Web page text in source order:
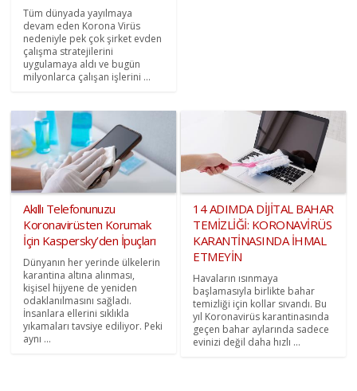
Tüm dünyada yayılmaya
devam eden Korona Virüs
nedeniyle pek çok şirket evden
çalışma stratejilerini
uygulamaya aldı ve bugün
milyonlarca çalışan işlerini ...
Akıllı Telefonunuzu
Koronavirüsten Korumak
İçin Kaspersky’den İpuçları
Dünyanın her yerinde ülkelerin
karantina altına alınması,
kişisel hijyene de yeniden
odaklanılmasını sağladı.
İnsanlara ellerini sıklıkla
yıkamaları tavsiye ediliyor. Peki
aynı ...
14 ADIMDA DİJİTAL BAHAR
TEMİZLİĞİ: KORONAVİRÜS
KARANTİNASINDA İHMAL
ETMEYİN
Havaların ısınmaya
başlamasıyla birlikte bahar
temizliği için kollar sıvandı. Bu
yıl Koronavirüs karantinasında
geçen bahar aylarında sadece
evinizi değil daha hızlı ...